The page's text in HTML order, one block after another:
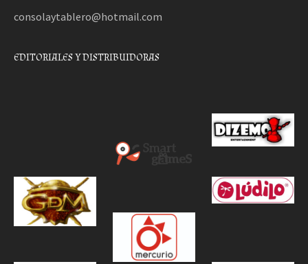
consolaytablero@hotmail.com
EDITORIALES Y DISTRIBUIDORAS